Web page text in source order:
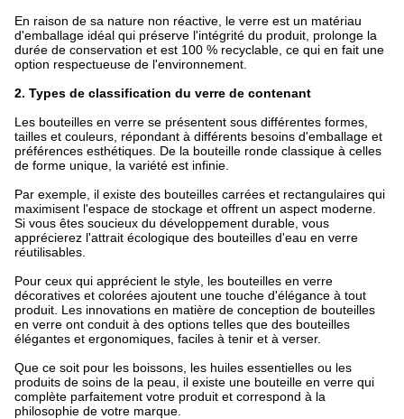
En raison de sa nature non réactive, le verre est un matériau
d'emballage idéal qui préserve l'intégrité du produit, prolonge la
durée de conservation et est 100 % recyclable, ce qui en fait une
option respectueuse de l'environnement.
2. Types de classification du verre de contenant
Les bouteilles en verre se présentent sous différentes formes,
tailles et couleurs, répondant à différents besoins d'emballage et
préférences esthétiques. De la bouteille ronde classique à celles
de forme unique, la variété est infinie.
Par exemple, il existe des bouteilles carrées et rectangulaires qui
maximisent l'espace de stockage et offrent un aspect moderne.
Si vous êtes soucieux du développement durable, vous
apprécierez l'attrait écologique des bouteilles d'eau en verre
réutilisables.
Pour ceux qui apprécient le style, les bouteilles en verre
décoratives et colorées ajoutent une touche d'élégance à tout
produit. Les innovations en matière de conception de bouteilles
en verre ont conduit à des options telles que des bouteilles
élégantes et ergonomiques, faciles à tenir et à verser.
Que ce soit pour les boissons, les huiles essentielles ou les
produits de soins de la peau, il existe une bouteille en verre qui
complète parfaitement votre produit et correspond à la
philosophie de votre marque.